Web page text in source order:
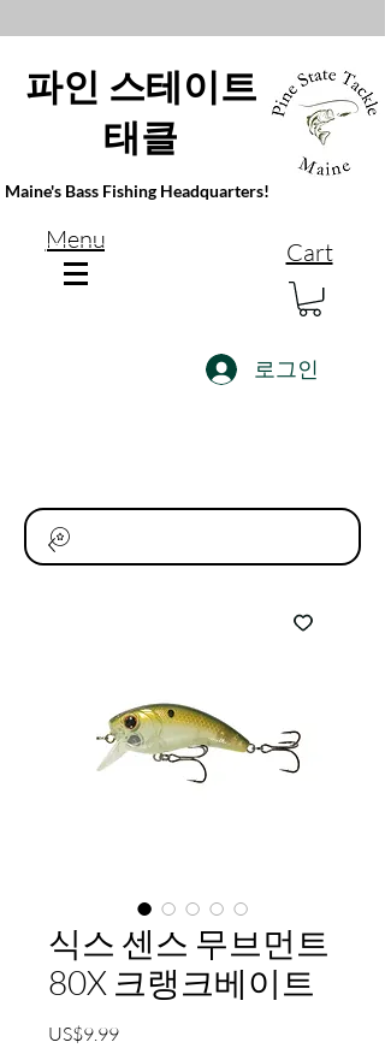
파인 스테이트
태클
Maine's Bass Fishing Headquarters!
Menu Cart
로그인
식스 센스 무브먼트
80X 크랭크베이트
US$9.99가